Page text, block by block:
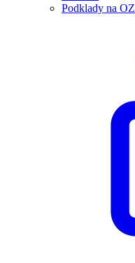
Podklady na OZ